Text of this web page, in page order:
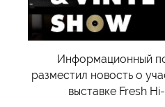
Информационный
разместил новость о
выставке Fresh